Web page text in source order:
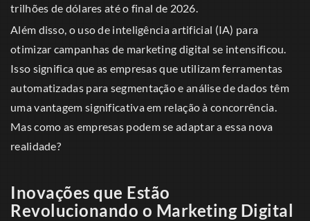
trilhões de dólares até o final de 2026.
Além disso, o uso de inteligência artificial (IA) para
otimizar campanhas de marketing digital se intensificou.
Isso significa que as empresas que utilizam ferramentas
automatizadas para segmentação e análise de dados têm
uma vantagem significativa em relação à concorrência.
Mas como as empresas podem se adaptar a essa nova
realidade?
Inovações que Estão
Revolucionando o Marketing Digital